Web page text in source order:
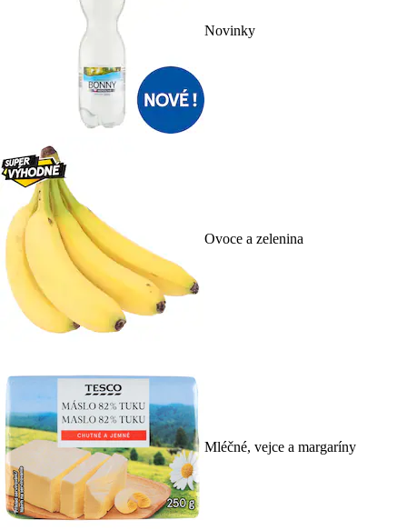
Novinky
Ovoce a zelenina
Mléčné, vejce a margaríny